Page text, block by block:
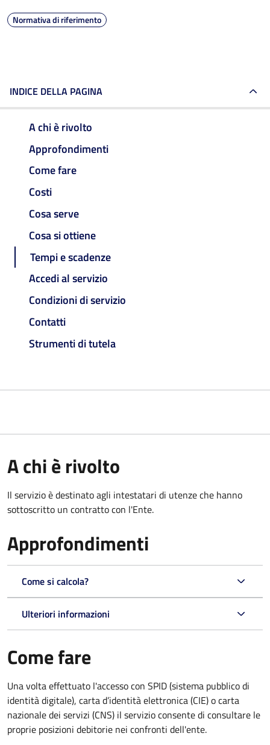
Normativa di riferimento
INDICE DELLA PAGINA
A chi è rivolto
Approfondimenti
Come fare
Costi
Cosa serve
Cosa si ottiene
Tempi e scadenze
Accedi al servizio
Condizioni di servizio
Contatti
Strumenti di tutela
A chi è rivolto
Il servizio è destinato agli intestatari di utenze che hanno
sottoscritto un contratto con l'Ente.
Approfondimenti
Come si calcola?
Ulteriori informazioni
Come fare
Una volta effettuato l'accesso con SPID (sistema pubblico di
identità digitale), carta d’identità elettronica (CIE) o carta
nazionale dei servizi (CNS) il servizio consente di consultare le
proprie posizioni debitorie nei confronti dell'ente.